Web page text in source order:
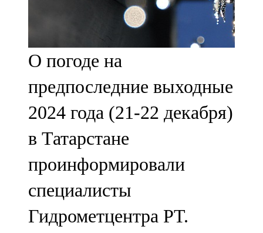
Сарман
107,8 FM
Теләче
106,1 FM
Түбән Кама
102,6 FM
Чирмешән
107,7 FM
О погоде на
предпоследние выходные
2024 года (21-22 декабря)
в Татарстане
проинформировали
специалисты
Гидрометцентра РТ.